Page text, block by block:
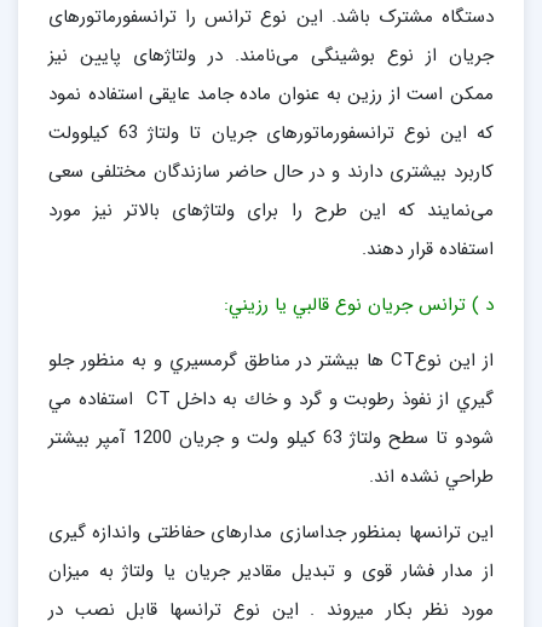
دستگاه مشترک باشد. این نوع ترانس را ترانسفورماتورهای
جریان از نوع بوشینگی می‌نامند. در ولتاژهای پایین نیز
ممکن است از رزین به عنوان ماده جامد عایقی استفاده نمود
که این نوع ترانسفورماتورهای جریان تا ولتاژ 63 کیلو‌ولت
کاربرد بیشتری دارند و در حال حاضر سازندگان مختلفی سعی
می‌نمایند که این طرح را برای ولتاژهای بالاتر نیز مورد
استفاده قرار دهند.
د ) ترانس جريان نوع قالبي يا رزيني:
از اين نوعCT ها بيشتر در مناطق گرمسيري و به منظور جلو
گيري از نفوذ رطوبت و گرد و خاك به داخل CT استفاده مي
شودو تا سطح ولتاژ 63 كيلو ولت و جريان 1200 آمپر بيشتر
طراحي نشده اند.
این ترانسها بمنظور جداسازی مدارهای حفاظتی واندازه گیری
از مدار فشار قوی و تبدیل مقادیر جریان یا ولتاژ به میزان
مورد نظر بکار میروند . این نوع ترانسها قابل نصب در